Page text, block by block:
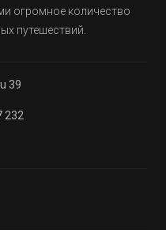
огромное количество
путешествий.
39
232